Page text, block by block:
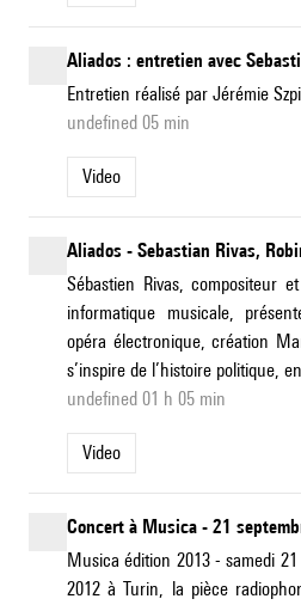
Aliados : entretien avec
Entretien réalisé par Jérémie
undefined 05 min
Video
Aliados - Sebastian Rivas,
Sébastien Rivas, compositeur
informatique musicale,
opéra électronique, création
s’inspire de l’histoire politique,
undefined 01 h 05 min
Video
Concert à Musica - 21
Musica édition 2013 - samedi
2012 à Turin, la pièce